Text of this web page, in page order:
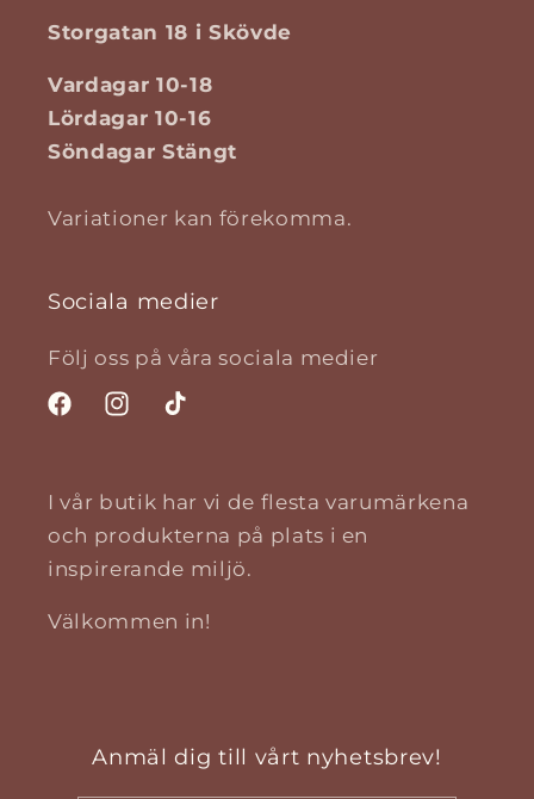
Storgatan 18 i Skövde
Vardagar 10-18
Lördagar 10-16
Söndagar Stängt
Variationer kan förekomma.
Sociala medier
Följ oss på våra sociala medier
FacebookInstagramTikTok
I vår butik har vi de flesta varumärkena
och produkterna på plats i en
inspirerande miljö.
Välkommen in!
Anmäl dig till vårt nyhetsbrev!